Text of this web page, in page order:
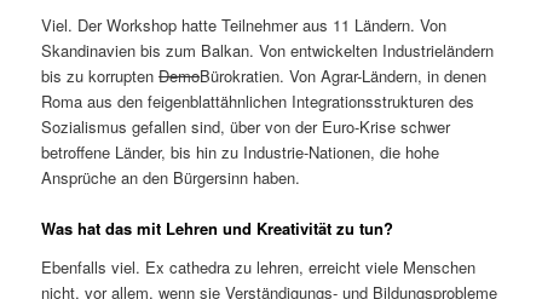
Viel. Der Workshop hatte Teilnehmer aus 11 Ländern. Von
Skandinavien bis zum Balkan. Von entwickelten Industrieländern
bis zu korruptenDemoBürokratien. Von Agrar-Ländern, in denen
Roma aus den feigenblattähnlichen Integrationsstrukturen des
Sozialismus gefallen sind, über von der Euro-Krise schwer
betroffene Länder, bis hin zu Industrie-Nationen, die hohe
Ansprüche an den Bürgersinn haben.
Was hat das mit Lehren und Kreativität zu tun?
Ebenfalls viel. Ex cathedra zu lehren, erreicht viele Menschen
nicht, vor allem, wenn sie Verständigungs- und Bildungsprobleme